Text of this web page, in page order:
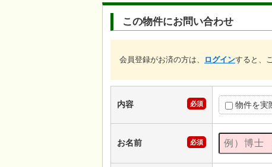
この物件にお問い合わせ
会員登録がお済の方は、 ログインすると、
内容 必須 物件を実
お名前 必須